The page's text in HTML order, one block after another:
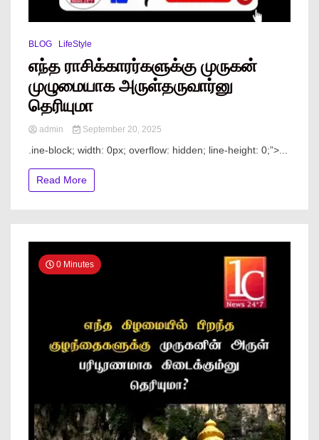
BLOG LifeStyle
எந்த ராசிக்காரர்களுக்கு முருகன்
முழுமையாக அருள்தருவார்னு
தெரியுமா
admin September 20, 2025
.ine-block; width: 0px; overflow: hidden; line-height: 0;”> ...
Read More
0 Minutes